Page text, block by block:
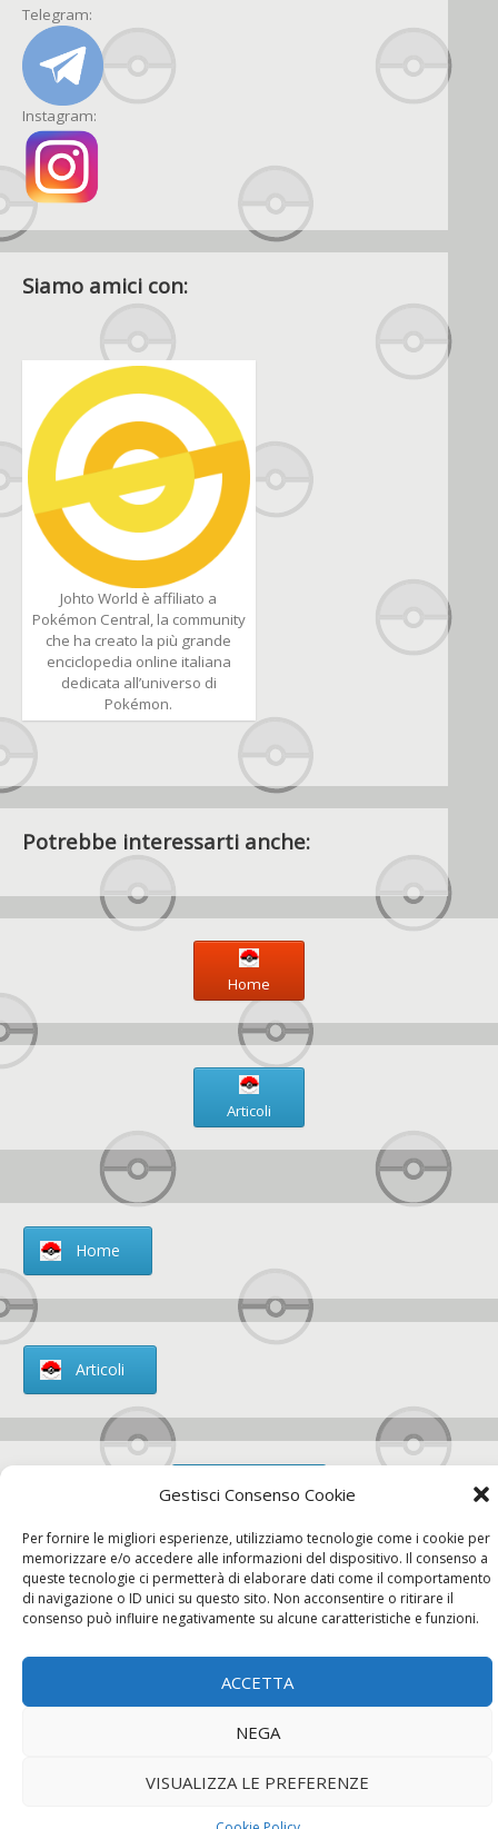
Gestisci Consenso Cookie
Per fornire le migliori esperienze, utilizziamo tecnologie come i cookie per
memorizzare e/o accedere alle informazioni del dispositivo. Il consenso a
queste tecnologie ci permetterà di elaborare dati come il comportamento
di navigazione o ID unici su questo sito. Non acconsentire o ritirare il
consenso può influire negativamente su alcune caratteristiche e funzioni.
ACCETTA
NEGA
VISUALIZZA LE PREFERENZE
Telegram:
Instagram:
Siamo amici con:
Johto World è affiliato a
Pokémon Central, la community
che ha creato la più grande
enciclopedia online italiana
dedicata all’universo di
Pokémon.
Potrebbe interessarti anche:
Home
Articoli
Home
Articoli
Chi siamo
Contatti
Chi siamo Contatti Privacy Policy